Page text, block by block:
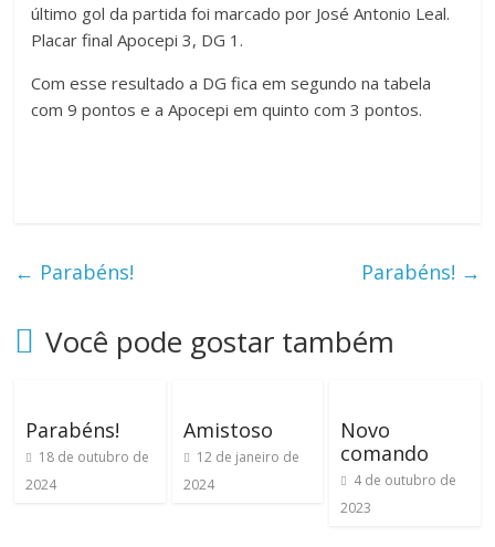
último gol da partida foi marcado por José Antonio Leal.
Placar final Apocepi 3, DG 1.
Com esse resultado a DG fica em segundo na tabela
com 9 pontos e a Apocepi em quinto com 3 pontos.
← Parabéns! Parabéns! →
Você pode gostar também
Parabéns!
18 de outubro de
2024
Amistoso
12 de janeiro de
2024
Novo
comando
4 de outubro de
2023